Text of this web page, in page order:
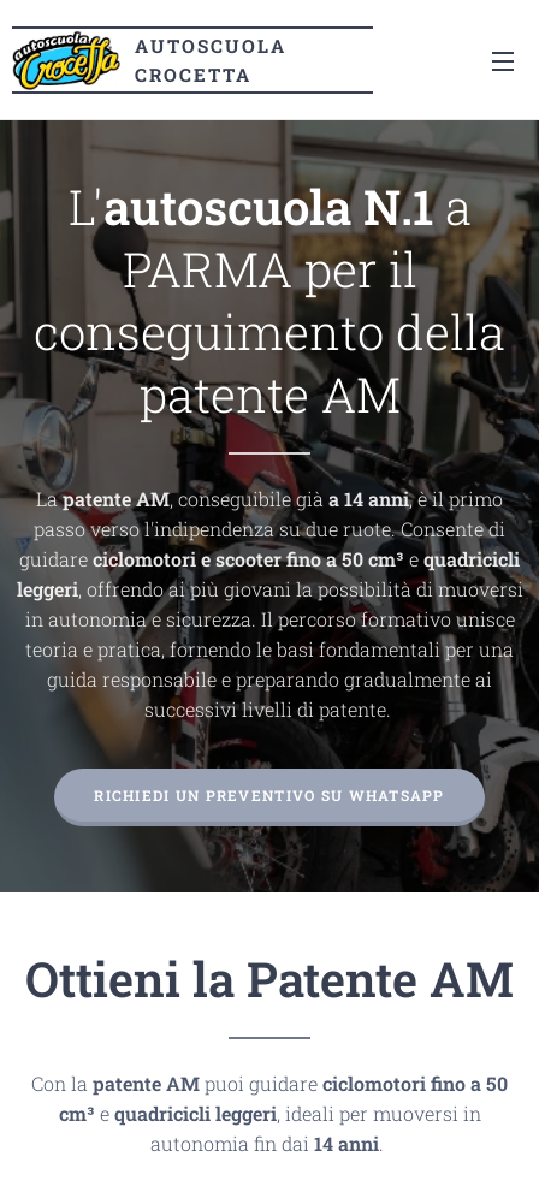
AUTOSCUOLA
CROCETTA
L'autoscuola N.1a
PARMA per il
conseguimento della
patente AM
Lapatente AM, conseguibile già a 14 anni, è il primo
passo verso l'indipendenza su due ruote. Consente di
guidareciclomotori e scooter fino a 50 cm³ equadricicli
leggeri, offrendo ai più giovani la possibilità di muoversi
in autonomia e sicurezza. Il percorso formativo unisce
teoria e pratica, fornendo le basi fondamentali per una
guida responsabile e preparando gradualmente ai
successivi livelli di patente.
RICHIEDI UN PREVENTIVO SU WHATSAPP
Ottieni la Patente AM
Con la patente AMpuoi guidareciclomotori fino a 50
cm³ equadricicli leggeri, ideali per muoversi in
autonomia fin dai 14 anni.